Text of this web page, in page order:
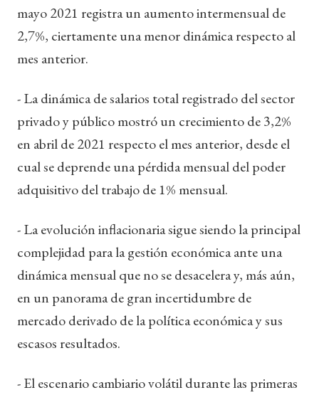
mayo 2021 registra un aumento intermensual de
2,7%, ciertamente una menor dinámica respecto al
mes anterior.
- La dinámica de salarios total registrado del sector
privado y público mostró un crecimiento de 3,2%
en abril de 2021 respecto el mes anterior, desde el
cual se deprende una pérdida mensual del poder
adquisitivo del trabajo de 1% mensual.
- La evolución inflacionaria sigue siendo la principal
complejidad para la gestión económica ante una
dinámica mensual que no se desacelera y, más aún,
en un panorama de gran incertidumbre de
mercado derivado de la política económica y sus
escasos resultados.
- El escenario cambiario volátil durante las primeras